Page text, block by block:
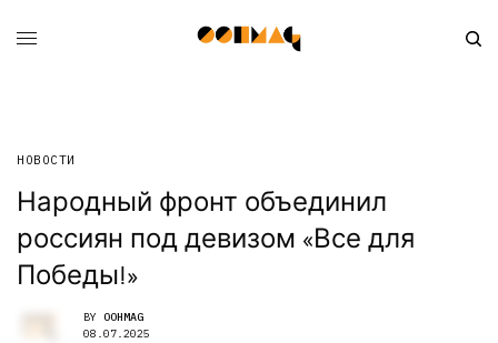
НОВОСТИ
Народный фронт объединил
россиян под девизом «Все для
Победы!»
BY OOHMAG
08.07.2025